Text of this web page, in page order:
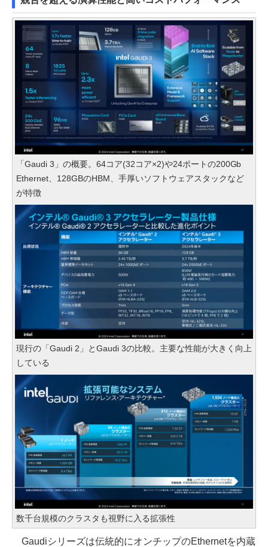
「Gaudi 3」の概要。64コア(32コア×2)や24ポートの200Gb
Ethernet、128GBのHBM、手厚いソフトウェアスタックなど
が特徴
現行の「Gaudi 2」とGaudi 3の比較。主要な性能が大きく向上
している
数千台規模のクラスタも視野に入る拡張性
Gaudiシリーズは伝統的にオンチップのEthernetを内蔵